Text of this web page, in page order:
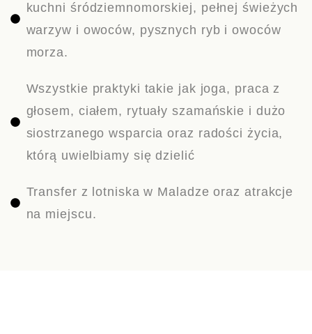
kuchni śródziemnomorskiej, pełnej świeżych
warzyw i owoców, pysznych ryb i owoców
morza.
Wszystkie praktyki takie jak joga, praca z
głosem, ciałem, rytuały szamańskie i dużo
siostrzanego wsparcia oraz radości życia,
którą uwielbiamy się dzielić
Transfer z lotniska w Maladze oraz atrakcje
na miejscu.